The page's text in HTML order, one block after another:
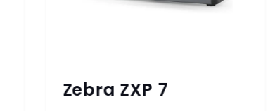
Zebra ZXP 7